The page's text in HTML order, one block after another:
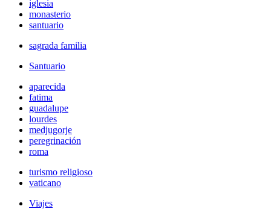
iglesia
monasterio
santuario
sagrada familia
Santuario
aparecida
fatima
guadalupe
lourdes
medjugorje
peregrinación
roma
turismo religioso
vaticano
Viajes